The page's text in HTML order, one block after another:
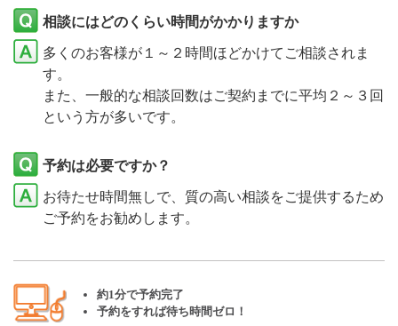
相談にはどのくらい時間がかかりますか
多くのお客様が１～２時間ほどかけてご相談されま
す。
また、一般的な相談回数はご契約までに平均２～３回
という方が多いです。
予約は必要ですか？
お待たせ時間無しで、質の高い相談をご提供するため
ご予約をお勧めします。
約1分で予約完了
予約をすれば待ち時間ゼロ！